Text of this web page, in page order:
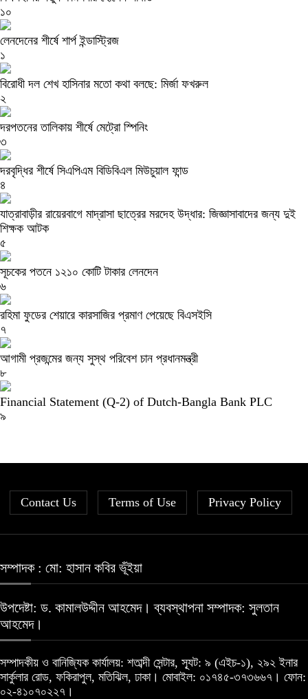
১০
লেনদেনের শীর্ষে শার্প ইন্ডাস্ট্রিজ
১
বিরোধী দল শেখ হাসিনার মতো কথা বলছে: মির্জা ফখরুল
২
দরপতনের তালিকায় শীর্ষে মেট্রো স্পিনিং
৩
দরবৃদ্ধির শীর্ষে সিএপিএম বিডিবিএল মিউচুয়াল ফান্ড
৪
যাত্রাবাড়ীর রায়েরবাগে মাদ্রাসা ছাত্রের মরদেহ উদ্ধার: জিজ্ঞাসাবাদের জন্য দুই
শিক্ষক আটক
৫
সূচকের পতনে ১২১০ কোটি টাকার লেনদেন
৬
রহিমা ফুডের শেয়ারে কারসাজির প্রমাণ পেয়েছে বিএসইসি
৭
আগামী প্রজন্মের জন্য সুস্থ পরিবেশ চান প্রধানমন্ত্রী
৮
Financial Statement (Q-2) of Dutch-Bangla Bank PLC
৯
Contact Us Terms of Use Privacy Policy
সম্পাদক : মো: হাসান কবির ভূঁইয়া
উপদেষ্টা: ড. কামালউদ্দীন আহমেদ। ব্যবস্থাপনা সম্পাদক: সুলতান
আহমেদ।
সম্পাদকীয় ও বানিজ্যিক কার্যালয়: শতাব্দী সেন্টার, স্যূট: ৯ (এইচ-১), ২৯২ ইনার
সার্কুলার রোড, ফকিরাপুল, মতিঝিল, ঢাকা। মোবাইল: ০১৭৪৫-৩৭৩৬৬৭। ফোন:
০২-৪১০৭০২২৭।